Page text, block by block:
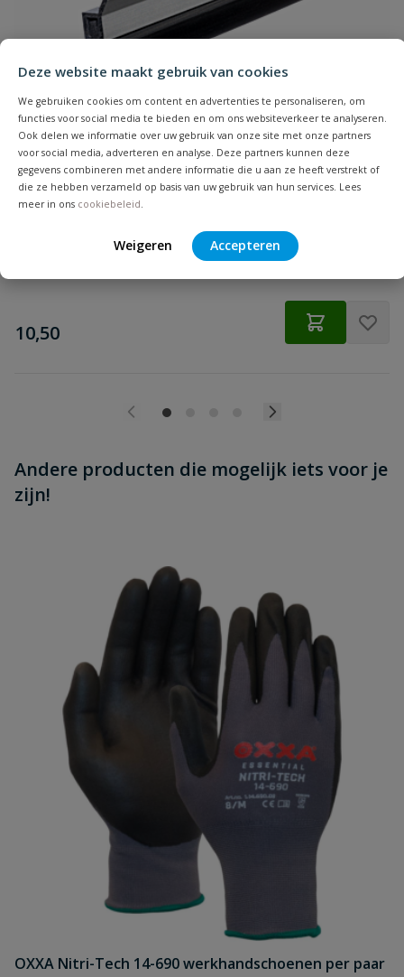
Deze website maakt gebruik van cookies
We gebruiken cookies om content en advertenties te personaliseren, om
functies voor social media te bieden en om ons websiteverkeer te analyseren.
Ook delen we informatie over uw gebruik van onze site met onze partners
voor social media, adverteren en analyse. Deze partners kunnen deze
gegevens combineren met andere informatie die u aan ze heeft verstrekt of
die ze hebben verzameld op basis van uw gebruik van hun services. Lees
meer in ons cookiebeleid
Weigeren Accepteren
Samenvatting
Beoordeling
Beoordeling versturen
Ellen dorpelstrip opbouwprofiel ADS 100 cm
Tochtstrip voor de onderzijde bij naar binnen draaiende deuren,
€
10,50
Andere producten die mogelijk iets voor je
zijn!
OXXA Nitri-Tech 14-690 werkhandschoenen per paar